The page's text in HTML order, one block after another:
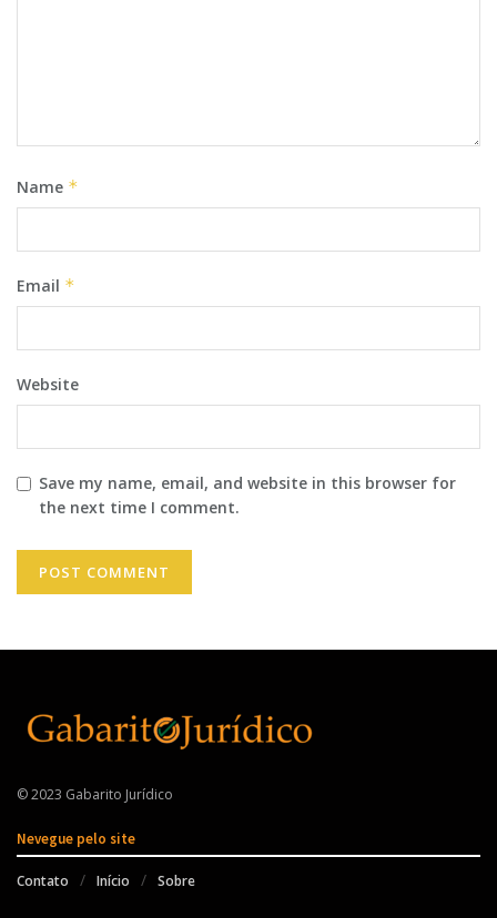
Name *
Email *
Website
Save my name, email, and website in this browser for
the next time I comment.
© 2023 Gabarito Jurídico
Nevegue pelo site
Contato Início Sobre